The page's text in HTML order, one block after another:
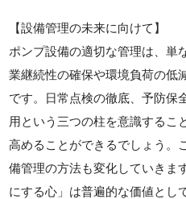
【設備管理の未来に向けて】
ポンプ設備の適切な管理は、単
業継続性の確保や環境負荷の低
です。日常点検の徹底、予防保
用という三つの柱を意識するこ
高めることができるでしょう。
備管理の方法も変化していきま
にする心」は普遍的な価値とし